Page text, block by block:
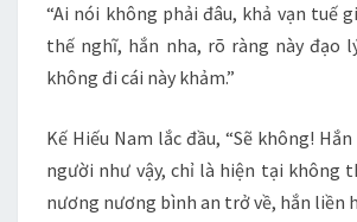
“Ai nói không phải đâu, khả vạn tuế
thế nghĩ, hắn nha, rõ ràng này đạo
không đi cái này khảm.”
Kế Hiếu Nam lắc đầu, “Sẽ không!
người như vậy, chỉ là hiện tại không
nương nương bình an trở về, hắn liền